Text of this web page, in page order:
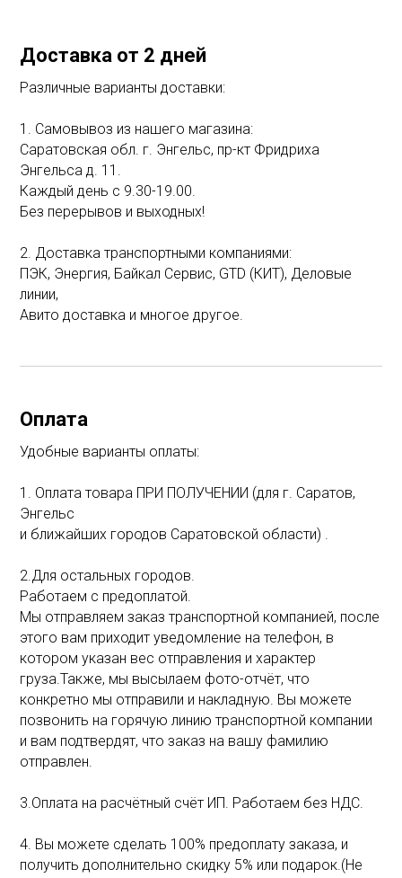
Доставка от 2 дней
Различные варианты доставки:
1. Самовывоз из нашего магазина:
Саратовская обл. г. Энгельс, пр-кт Фридриха
Энгельса д. 11.
Каждый день с 9.30-19.00.
Без перерывов и выходных!
2. Доставка транспортными компаниями:
ПЭК, Энергия, Байкал Сервис, GTD (КИТ), Деловые
линии,
Авито доставка и многое другое.
Оплата
Удобные варианты оплаты:
1. Оплата товара ПРИ ПОЛУЧЕНИИ (для г. Саратов,
Энгельс
и ближайших городов Саратовской области) .
2.Для остальных городов.
Работаем с предоплатой.
Мы отправляем заказ транспортной компанией, после
этого вам приходит уведомление на телефон, в
котором указан вес отправления и характер
груза.Также, мы высылаем фото-отчёт, что
конкретно мы отправили и накладную. Вы можете
позвонить на горячую линию транспортной компании
и вам подтвердят, что заказ на вашу фамилию
отправлен.
3.Оплата на расчётный счёт ИП. Работаем без НДС.
4. Вы можете сделать 100% предоплату заказа, и
получить дополнительно скидку 5% или подарок.(Не